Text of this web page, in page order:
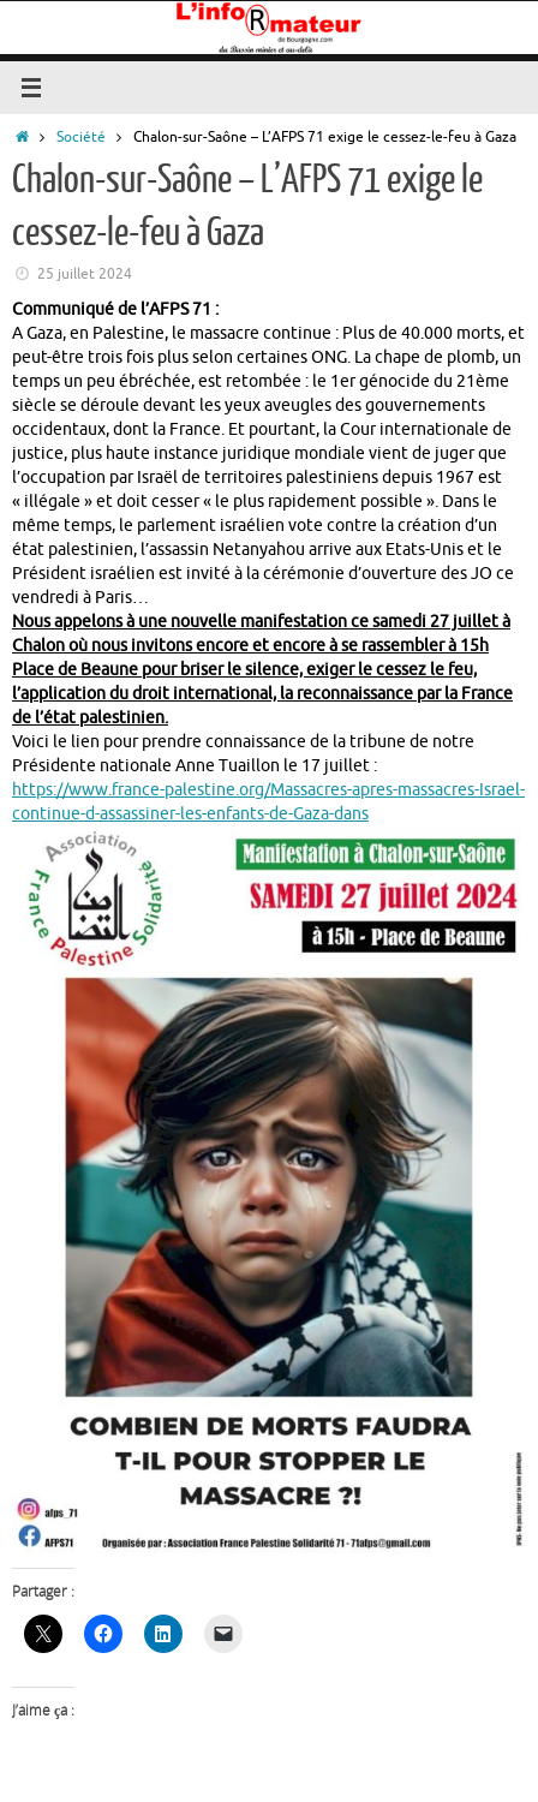
contenu
Accueil
Société Chalon-sur-Saône – L’AFPS 71 exige le cessez-le-feu à Gaza
Chalon-sur-Saône – L’AFPS 71 exige le
cessez-le-feu à Gaza
25 juillet 2024
Communiqué de l’AFPS 71 :
A Gaza, en Palestine, le massacre continue : Plus de 40.000 morts, et
peut-être trois fois plus selon certaines ONG. La chape de plomb, un
temps un peu ébréchée, est retombée : le 1er génocide du 21ème
siècle se déroule devant les yeux aveugles des gouvernements
occidentaux, dont la France. Et pourtant, la Cour internationale de
justice, plus haute instance juridique mondiale vient de juger que
l’occupation par Israël de territoires palestiniens depuis 1967 est
« illégale » et doit cesser « le plus rapidement possible ». Dans le
même temps, le parlement israélien vote contre la création d’un
état palestinien, l’assassin Netanyahou arrive aux Etats-Unis et le
Président israélien est invité à la cérémonie d’ouverture des JO ce
vendredi à Paris…
Nous appelons à une nouvelle manifestation ce samedi 27 juillet à
Chalon où nous invitons encore et encore à se rassembler à 15h
Place de Beaune pour briser le silence, exiger le cessez le feu,
l’application du droit international, la reconnaissance par la France
de l’état palestinien.
Voici le lien pour prendre connaissance de la tribune de notre
Présidente nationale Anne Tuaillon le 17 juillet :
https://www.france-palestine.org/Massacres-apres-massacres-Israel-
continue-d-assassiner-les-enfants-de-Gaza-dans
Partager :
J’aime ça :